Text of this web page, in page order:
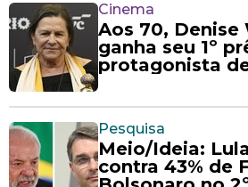
Cinema
Aos 70, Denise
ganha seu 1º
protagonista
Pesquisa
Meio/Ideia:
contra 43% de